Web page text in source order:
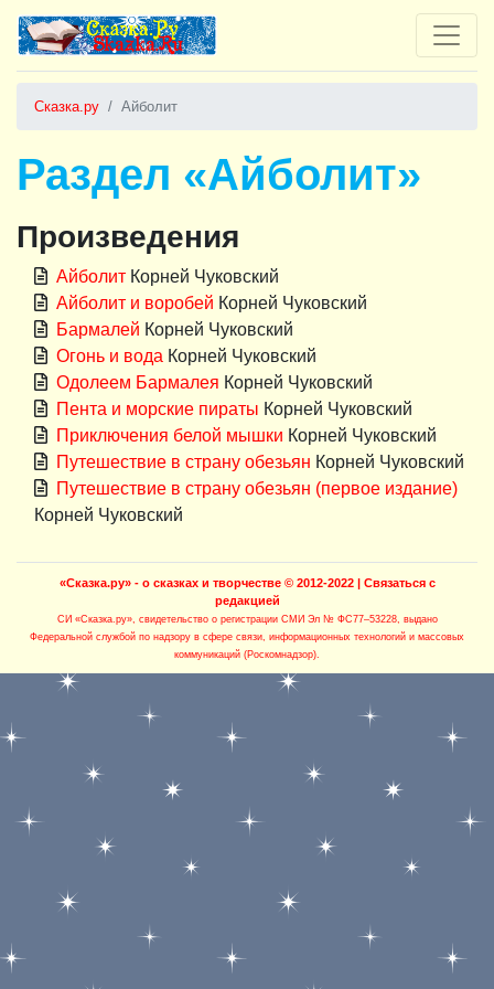
Сказка.ру Айболит
Раздел «Айболит»
Произведения
Айболит Корней Чуковский
Айболит и воробей Корней Чуковский
Бармалей Корней Чуковский
Огонь и вода Корней Чуковский
Одолеем Бармалея Корней Чуковский
Пента и морские пираты Корней Чуковский
Приключения белой мышки Корней Чуковский
Путешествие в страну обезьян Корней Чуковский
Путешествие в страну обезьян (первое издание)
Корней Чуковский
«Сказка.ру» - о сказках и творчестве© 2012-2022 | Связаться с
редакцией
СИ «Сказка.ру», свидетельство о регистрации СМИ Эл № ФС77–53228, выдано
Федеральной службой по надзору в сфере связи, информационных технологий и массовых
коммуникаций (Роскомнадзор).